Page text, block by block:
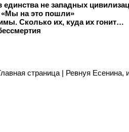
единства не западных
«Мы на это пошли»
Сколько их, куда их гонит…
страница | Ревнуя Есенина,